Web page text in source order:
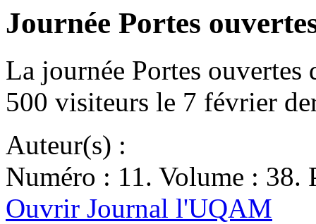
Journée Portes
La journée Portes
500 visiteurs le 7 février
Auteur(s) :
Numéro : 11. Volume : 38.
Ouvrir Journal l'UQAM